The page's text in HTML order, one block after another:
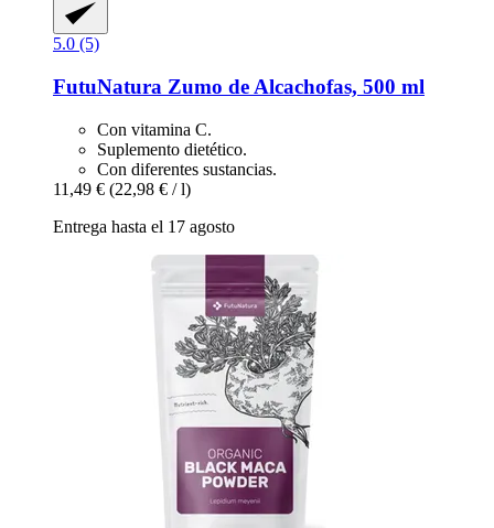
5.0 (5)
FutuNatura Zumo de Alcachofas, 500 ml
Con vitamina C.
Suplemento dietético.
Con diferentes sustancias.
11,49 € (22,98 € / l)
Entrega hasta el 17 agosto